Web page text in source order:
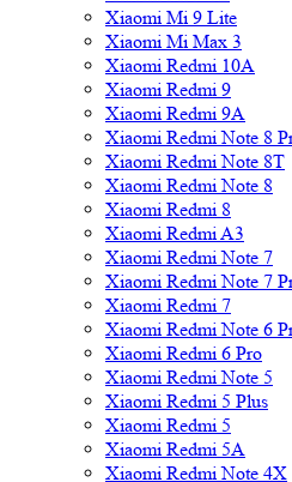
Xiaomi Mi 9 Lite
Xiaomi Mi Max 3
Xiaomi Redmi 10A
Xiaomi Redmi 9
Xiaomi Redmi 9A
Xiaomi Redmi Note 8
Xiaomi Redmi Note 8T
Xiaomi Redmi Note 8
Xiaomi Redmi 8
Xiaomi Redmi A3
Xiaomi Redmi Note 7
Xiaomi Redmi Note 7
Xiaomi Redmi 7
Xiaomi Redmi Note 6
Xiaomi Redmi 6 Pro
Xiaomi Redmi Note 5
Xiaomi Redmi 5 Plus
Xiaomi Redmi 5
Xiaomi Redmi 5A
Xiaomi Redmi Note 4X